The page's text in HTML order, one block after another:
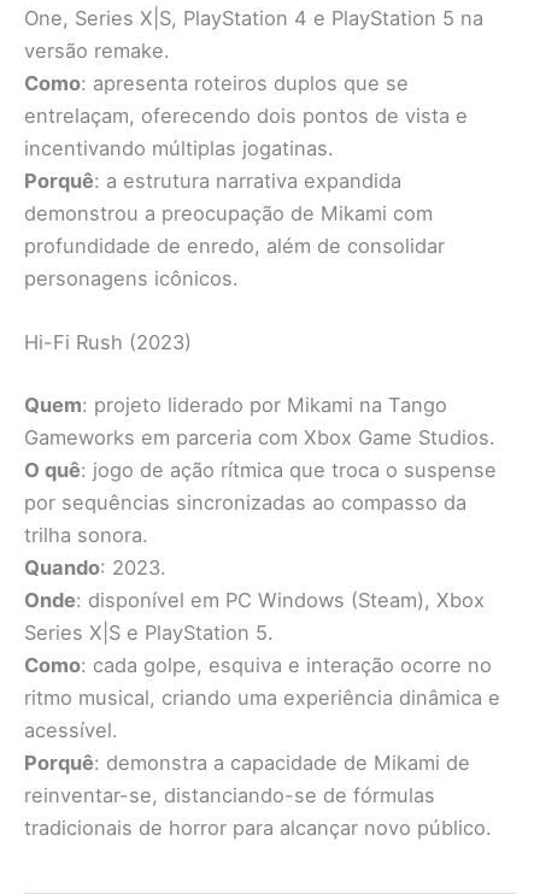
One, Series X|S, PlayStation 4 e PlayStation 5 na
versão remake.
Como: apresenta roteiros duplos que se
entrelaçam, oferecendo dois pontos de vista e
incentivando múltiplas jogatinas.
Porquê: a estrutura narrativa expandida
demonstrou a preocupação de Mikami com
profundidade de enredo, além de consolidar
personagens icônicos.
Hi-Fi Rush (2023)
Quem: projeto liderado por Mikami na Tango
Gameworks em parceria com Xbox Game Studios.
O quê: jogo de ação rítmica que troca o suspense
por sequências sincronizadas ao compasso da
trilha sonora.
Quando: 2023.
Onde: disponível em PC Windows (Steam), Xbox
Series X|S e PlayStation 5.
Como: cada golpe, esquiva e interação ocorre no
ritmo musical, criando uma experiência dinâmica e
acessível.
Porquê: demonstra a capacidade de Mikami de
reinventar-se, distanciando-se de fórmulas
tradicionais de horror para alcançar novo público.